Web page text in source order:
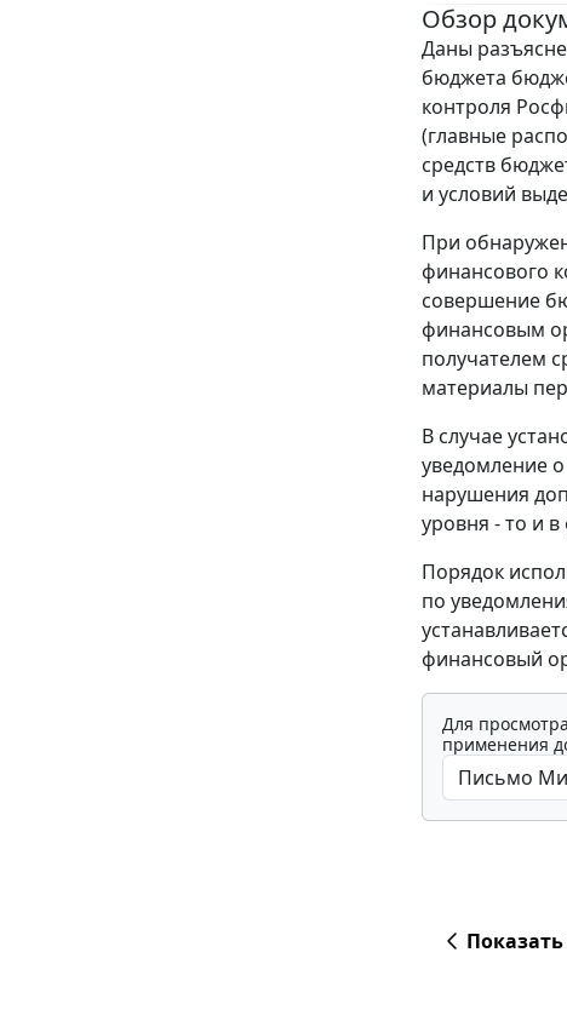
Обзор
Даны
бюджета
контроля
(главные
средств
и условий
При
финансового
совершение
финансовым
получателем
материалы
В случае
уведомление
нарушения
уровня - то и
Порядок
по
финансовый
Для
применения